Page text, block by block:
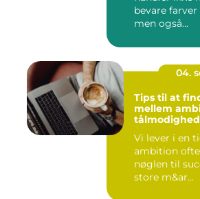
bevare
men også...
04.
Tips til at
mellem
tålmodighed
Vi lever i en
ambition
nøglen til
store m&ar...